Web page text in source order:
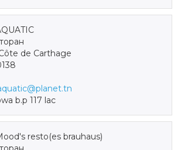
de Carthage
b.p 117 lac
resto(es brauhaus)